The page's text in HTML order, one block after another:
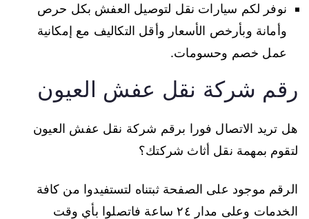
نوفر لكم سيارات نقل لتوصيل العفش بكل حرص
وأمانة وبأرخص الأسعار وأقل التكاليف مع إمكانية
عمل خصم وحسومات.
رقم شركة نقل عفش العيون
هل تريد الاتصال فورا برقم شركة نقل عفش العيون
لتقوم بمهمة نقل أثاث شركتك؟
الرقم موجود على الصفحة ثبتناه لتستفيدوا من كافة
الخدمات وعلى مدار ٢٤ ساعة فاتصلوا بأي وقت